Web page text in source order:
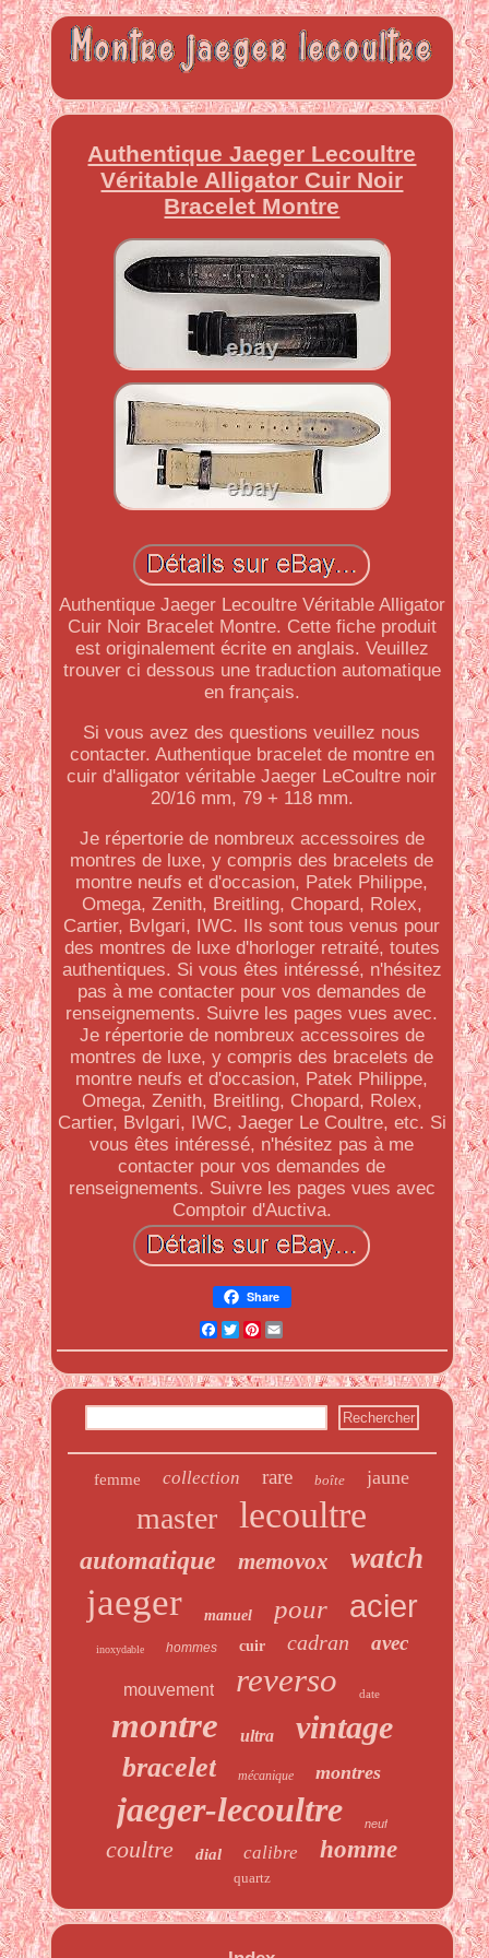
Authentique Jaeger Lecoultre
Véritable Alligator Cuir Noir
Bracelet Montre
Authentique Jaeger Lecoultre Véritable Alligator
Cuir Noir Bracelet Montre. Cette fiche produit
est originalement écrite en anglais. Veuillez
trouver ci dessous une traduction automatique
en français.
Si vous avez des questions veuillez nous
contacter. Authentique bracelet de montre en
cuir d'alligator véritable Jaeger LeCoultre noir
20/16 mm, 79 + 118 mm.
Je répertorie de nombreux accessoires de
montres de luxe, y compris des bracelets de
montre neufs et d'occasion, Patek Philippe,
Omega, Zenith, Breitling, Chopard, Rolex,
Cartier, Bvlgari, IWC. Ils sont tous venus pour
des montres de luxe d'horloger retraité, toutes
authentiques. Si vous êtes intéressé, n'hésitez
pas à me contacter pour vos demandes de
renseignements. Suivre les pages vues avec.
Je répertorie de nombreux accessoires de
montres de luxe, y compris des bracelets de
montre neufs et d'occasion, Patek Philippe,
Omega, Zenith, Breitling, Chopard, Rolex,
Cartier, Bvlgari, IWC, Jaeger Le Coultre, etc. Si
vous êtes intéressé, n'hésitez pas à me
contacter pour vos demandes de
renseignements. Suivre les pages vues avec
Comptoir d'Auctiva.
Share
Facebook
Twitter
Pinterest
Email
femme collection rare boîte jaune
master lecoultre
automatique memovox watch
jaeger manuel pour acier
inoxydable hommes cuir cadran avec
mouvement reverso date
montre ultra vintage
bracelet mécanique montres
jaeger-lecoultre neuf
coultre dial calibre homme
quartz